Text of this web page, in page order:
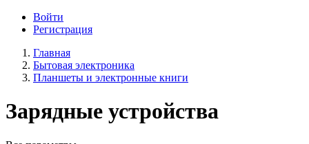
Войти
Регистрация
Главная
Бытовая электроника
Планшеты и электронные книги
Зарядные устройства